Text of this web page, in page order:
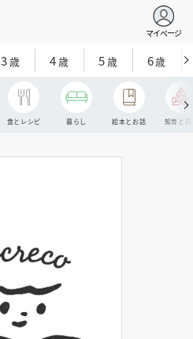
マイページ
3歳 4歳 5歳 6歳
食とレシピ 暮らし 絵本とお話 知育と探